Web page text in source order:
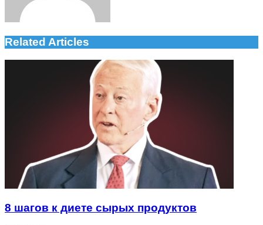
Related Articles
8 шагов к диете сырых продуктов